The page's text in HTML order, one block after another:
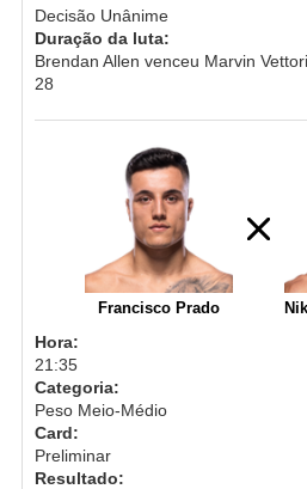
Decisão Unânime
Duração da luta:
Brendan Allen venceu Marvin
28
Francisco Prado
Hora:
21:35
Categoria:
Peso Meio-Médio
Card:
Preliminar
Resultado: